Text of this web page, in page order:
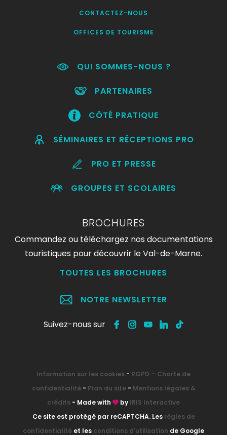
CONTACTEZ-NOUS
OFFICES DE TOURISME
QUI SOMMES-NOUS ?
PARTENAIRES
CÔTÉ PRATIQUE
SÉMINAIRES ET RÉCEPTIONS PRO
PRO ET PRESSE
GROUPES ET SCOLAIRES
BROCHURES
Commandez ou téléchargez nos documentations
touristiques pour découvrir le Val-de-Marne.
TOUTES LES BROCHURES
NOTRE NEWSLETTER
Suivez-nous sur
Information sur les cookies - RGPD – Charte de
confidentialité- Plan du site- Mentions légales &
crédits - Made with by IRIS Interactive
Ce site est protégé par reCAPTCHA. Les règles de
confidentialité et les conditions d'utilisation de Google